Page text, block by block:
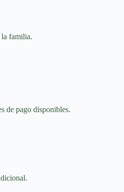
la familia.
de pago disponibles.